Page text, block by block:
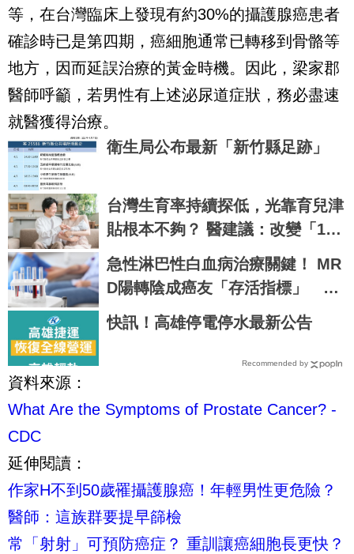
等，在台灣臨床上發現有約30%的攝護腺癌患者
確診時已是第四期，癌細胞通常已轉移到骨骼等
地方，因而延誤治療的黃金時機。因此，梁家郡
醫師呼籲，若男性有上述泌尿道症狀，務必盡速
就醫獲得治療。
衛生局公布最新「新竹縣足跡」
台灣生育率持續探低，光靠育兒津
貼根本不夠？ 醫建議：改變「1現
狀」才是治本之道
急性淋巴性白血病治療關鍵！ MR
D陽轉陰成癌友「存活指標」
醫：復發死亡風險差7成
快訊！高雄停電停水最新公告
Recommended by
資料來源：
What Are the Symptoms of Prostate Cancer? -
CDC
延伸閱讀：
作家H不到50歲罹攝護腺癌！年輕男性更危險？
醫師：這族群要提早篩檢
常「射射」可預防癌症？ 重訓讓癌細胞長更快？